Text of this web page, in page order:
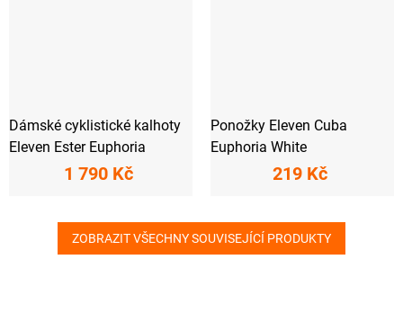
Dámské cyklistické kalhoty
Eleven Ester Euphoria
1 790 Kč
Ponožky Eleven Cuba
Euphoria White
219 Kč
ZOBRAZIT VŠECHNY SOUVISEJÍCÍ PRODUKTY